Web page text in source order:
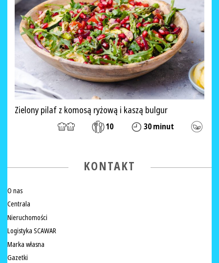
Zielony pilaf z komosą ryżową i kaszą bulgur
10 30 minut
KONTAKT
O nas
Centrala
Nieruchomości
Logistyka SCAWAR
Marka własna
Gazetki